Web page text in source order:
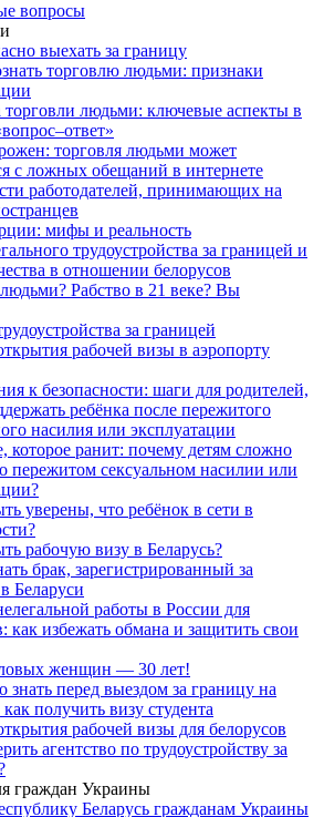
вопросы
выехать за границу
торговлю людьми: признаки
людьми: ключевые аспекты в
торговля людьми может
с ложных обещаний в интернете
работодателей, принимающих на
мифы и реальность
трудоустройства за границей и
в отношении белорусов
Рабство в 21 веке? Вы
за границей
рабочей визы в аэропорту
к безопасности: шаги для родителей,
ребёнка после пережитого
насилия или эксплуатации
которое ранит: почему детям сложно
пережитом сексуальном насилии или
уверены, что ребёнок в сети в
рабочую визу в Беларусь?
брак, зарегистрированный за
Беларуси
работы в России для
как избежать обмана и защитить свои
женщин — 30 лет!
знать перед выездом за границу на
получить визу студента
рабочей визы для белорусов
агентство по трудоустройству за
граждан Украины
Беларусь гражданам Украины